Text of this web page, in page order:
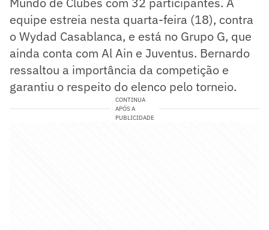
equipe estreia nesta quarta-feira (18), contra
o Wydad Casablanca, e está no Grupo G, que
ainda conta com Al Ain e Juventus. Bernardo
ressaltou a importância da competição e
garantiu o respeito do elenco pelo torneio.
CONTINUA
APÓS A
PUBLICIDADE